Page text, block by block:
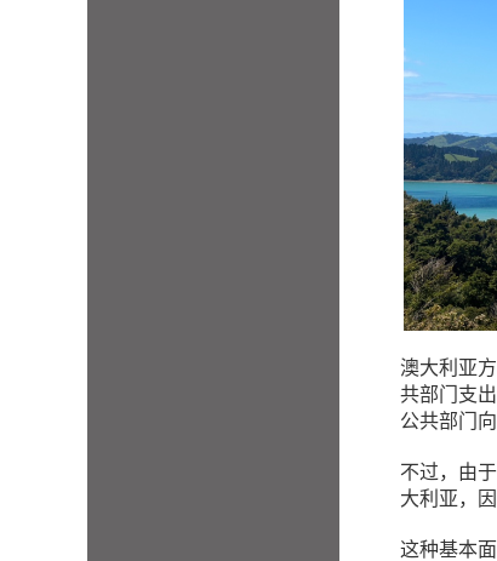
澳大利亚
共部门支
公共部门
不过，由
大利亚，
这种基本